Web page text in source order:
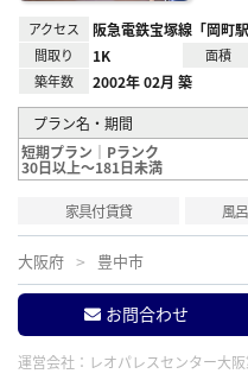
アクセス 阪急電鉄宝塚線「岡町
間取り 1K 面積
築年数 2002年 02月 築
プラン名・期間
短期プラン｜Pランク
30日以上～181日未満
家具付賃貸 風
大阪府 豊中市
お問合わせ
運営会社： レオパレスセンター大